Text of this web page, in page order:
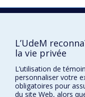
L’UdeM
la vie privée
L’utilisation de
personnaliser votre
obligatoires pour
du site Web, alors